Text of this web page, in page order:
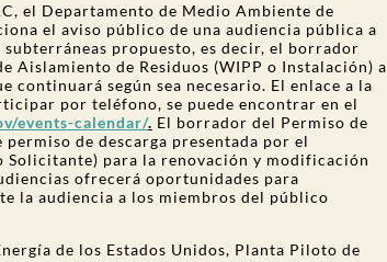
el Departamento de Medio Ambiente de
el aviso público de una audiencia pública a
subterráneas propuesto, es decir, el borrador
Aislamiento de Residuos (WIPP o Instalación) a
continuará según sea necesario. El enlace a la
por teléfono, se puede encontrar en el
events-calendar/. El borrador del Permiso de
de descarga presentada por el
Solicitante) para la renovación y modificación
ofrecerá oportunidades para
la audiencia a los miembros del público
de los Estados Unidos, Planta Piloto de